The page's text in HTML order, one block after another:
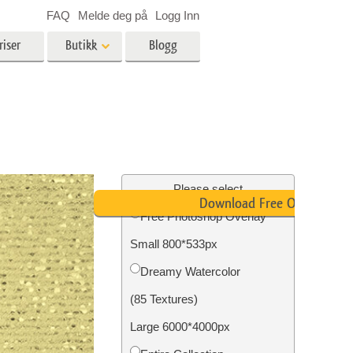
Foto restaurering
Butikk Blogg
FAQ Melde deg på Logg Inn
Please select
Free Photoshop Overlay
Small 800*533px
Dreamy Watercolor
(85 Textures)
Large 6000*4000px
Download Free Overlay